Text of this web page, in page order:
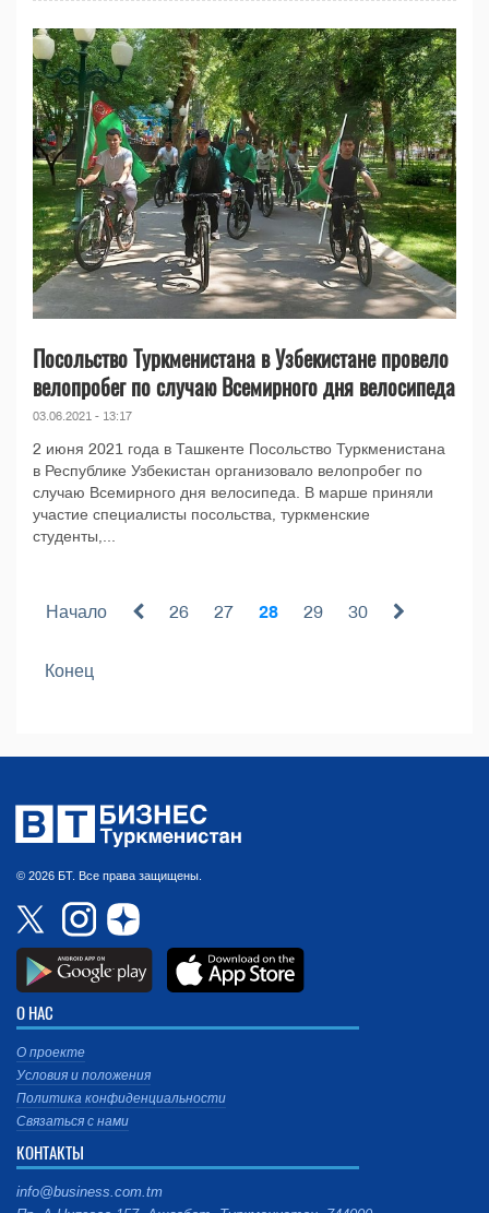
Посольство Туркменистана в Узбекистане провело
велопробег по случаю Всемирного дня велосипеда
03.06.2021 - 13:17
2 июня 2021 года в Ташкенте Посольство Туркменистана
в Республике Узбекистан организовало велопробег по
случаю Всемирного дня велосипеда. В марше приняли
участие специалисты посольства, туркменские
студенты,...
Начало 26 27 28 29 30
Конец
© 2026 БТ. Все права защищены.
О НАС
О проекте
Условия и положения
Политика конфиденциальности
Связаться с нами
КОНТАКТЫ
info@business.com.tm